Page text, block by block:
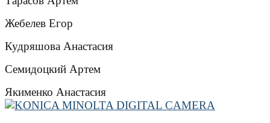
Жебелев Егор
Кудряшова Анастасия
Семидоцкий Артем
Якименко Анастасия